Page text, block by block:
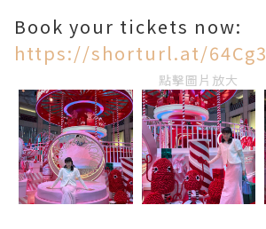
Book your tickets now:
https://shorturl.at/64Cg3
點擊圖片放大